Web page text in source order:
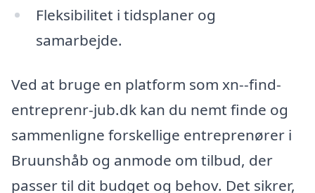
Fleksibilitet i tidsplaner og
samarbejde.
Ved at bruge en platform som xn--find-
entreprenr-jub.dk kan du nemt finde og
sammenligne forskellige entreprenører i
Bruunshåb og anmode om tilbud, der
passer til dit budget og behov. Det sikrer,